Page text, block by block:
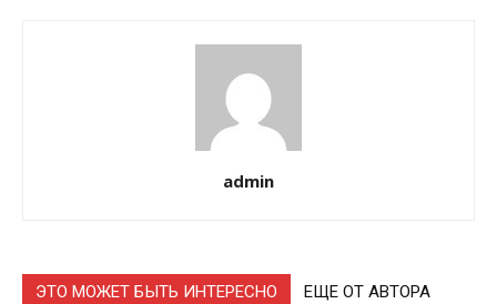
admin
ЭТО МОЖЕТ БЫТЬ ИНТЕРЕСНО ЕЩЕ ОТ АВТОРА